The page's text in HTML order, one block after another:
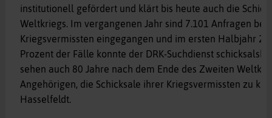
institutionell gefördert und klärt bis heute auch die
Weltkriegs. Im vergangenen Jahr sind 7.101 Anfragen
Kriegsvermissten eingegangen und im ersten Halbjahr
Prozent der Fälle konnte der DRK-Suchdienst
sehen auch 80 Jahre nach dem Ende des Zweiten
Angehörigen, die Schicksale ihrer Kriegsvermissten zu
Hasselfeldt.